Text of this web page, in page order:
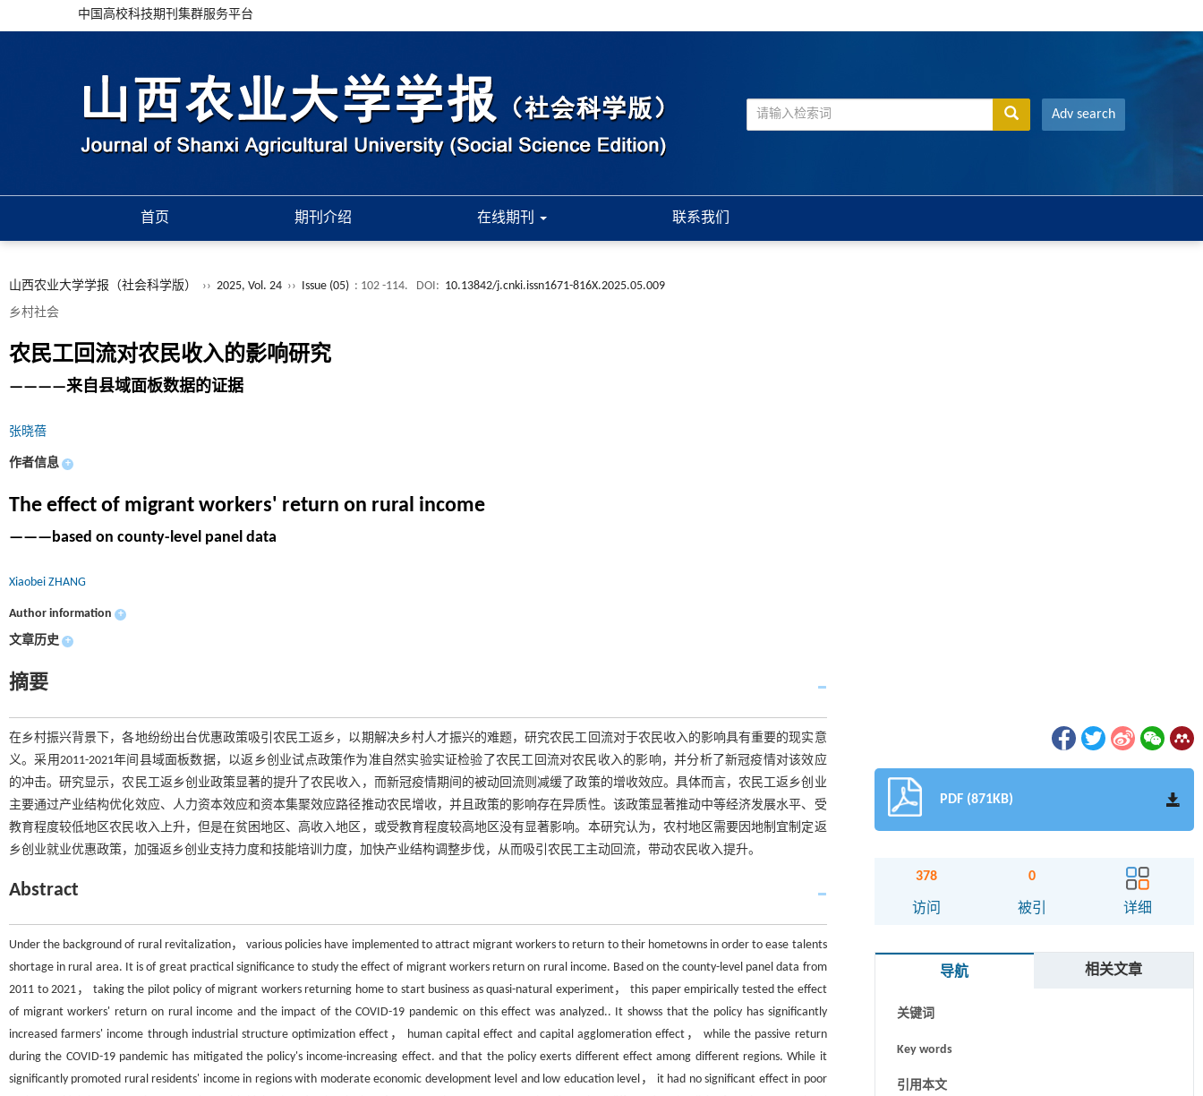
中国高校科技期刊集群服务平台
Adv search
首页 期刊介绍 在线期刊 联系我们
山西农业大学学报（社会科学版） ›› 2025, Vol. 24 ›› Issue (05) : 102 -114. DOI: 10.13842/j.cnki.issn1671-816X.2025.05.009
乡村社会
农民工回流对农民收入的影响研究
————来自县域面板数据的证据
张晓蓓
作者信息 +
The effect of migrant workers' return on rural income
———based on county-level panel data
Xiaobei ZHANG
Author information +
文章历史 +
摘要
在乡村振兴背景下，各地纷纷出台优惠政策吸引农民工返乡，以期解决乡村人才振兴的难题，研究农民工回流对于农民收入的影响具有重要的现实意
义。采用2011-2021年间县域面板数据，以返乡创业试点政策作为准自然实验实证检验了农民工回流对农民收入的影响，并分析了新冠疫情对该效应
的冲击。研究显示，农民工返乡创业政策显著的提升了农民收入，而新冠疫情期间的被动回流则减缓了政策的增收效应。具体而言，农民工返乡创业
主要通过产业结构优化效应、人力资本效应和资本集聚效应路径推动农民增收，并且政策的影响存在异质性。该政策显著推动中等经济发展水平、受
教育程度较低地区农民收入上升，但是在贫困地区、高收入地区，或受教育程度较高地区没有显著影响。本研究认为，农村地区需要因地制宜制定返
乡创业就业优惠政策，加强返乡创业支持力度和技能培训力度，加快产业结构调整步伐，从而吸引农民工主动回流，带动农民收入提升。
Abstract
Under the background of rural revitalization， various policies have implemented to attract migrant workers to return to their hometowns in order to ease talents
shortage in rural area. It is of great practical significance to study the effect of migrant workers return on rural income. Based on the county-level panel data from
2011 to 2021， taking the pilot policy of migrant workers returning home to start business as quasi-natural experiment， this paper empirically tested the effect
of migrant workers' return on rural income and the impact of the COVID-19 pandemic on this effect was analyzed.. It showss that the policy has significantly
increased farmers' income through industrial structure optimization effect， human capital effect and capital agglomeration effect， while the passive return
during the COVID-19 pandemic has mitigated the policy's income-increasing effect. and that the policy exerts different effect among different regions. While it
significantly promoted rural residents' income in regions with moderate economic development level and low education level， it had no significant effect in poor
PDF (871KB)
378
访问
0
被引 详细
导航 相关文章
摘要
Graphical abstract
关键词
Key words
引用本文